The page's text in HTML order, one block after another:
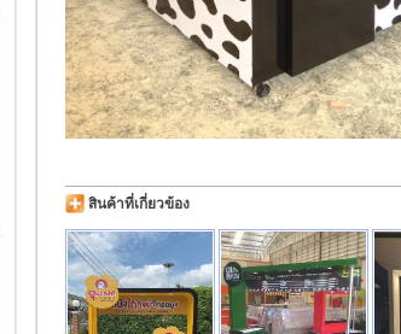
สินค้าที่เกี่ยวข้อง